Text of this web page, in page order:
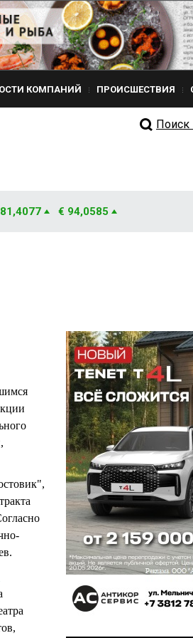
КОМПАНИЙ ПРОИСШЕСТВИЯ
Поиск
€ 94,0585